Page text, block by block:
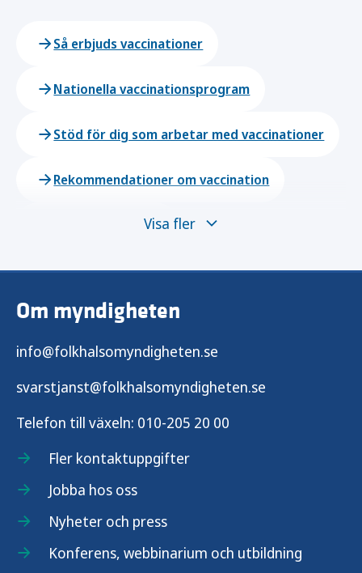
Så erbjuds vaccinationer
Nationella vaccinationsprogram
Stöd för dig som arbetar med vaccinationer
Rekommendationer om vaccination
Vaccinationer A-Ö
Vaccinationer i skolan
Vaccinationer vid olika tillfällen i livet
Visa fler
Om myndigheten
info@folkhalsomyndigheten.se
svarstjanst@folkhalsomyndigheten.se
Telefon till växeln: 010-205 20 00
Fler kontaktuppgifter
Jobba hos oss
Nyheter och press
Konferens, webbinarium och utbildning